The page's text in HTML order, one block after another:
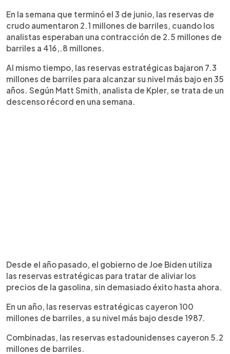
En la semana que terminó el 3 de junio, las reservas de
crudo aumentaron 2.1 millones de barriles, cuando los
analistas esperaban una contracción de 2.5 millones de
barriles a 416,.8 millones.
Al mismo tiempo, las reservas estratégicas bajaron 7.3
millones de barriles para alcanzar su nivel más bajo en 35
años. Según Matt Smith, analista de Kpler, se trata de un
descenso récord en una semana.
Desde el año pasado, el gobierno de Joe Biden utiliza
las reservas estratégicas para tratar de aliviar los
precios de la gasolina, sin demasiado éxito hasta ahora.
En un año, las reservas estratégicas cayeron 100
millones de barriles, a su nivel más bajo desde 1987.
Combinadas, las reservas estadounidenses cayeron 5.2
millones de barriles.